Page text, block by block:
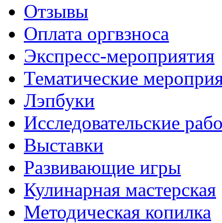
Отзывы
Оплата оргвзноса
Экспресс-мероприятия
Тематические
Лэпбуки
Исследовательские
Выставки
Развивающие игры
Кулинарная мастерская
Методическая копилка